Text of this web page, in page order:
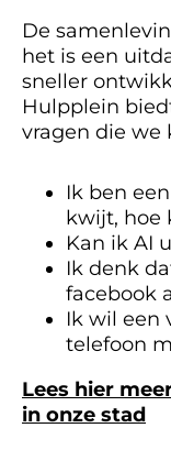
De
het is een
sneller
Hulpplein
vragen die we
Ik ben
kwijt, hoe
Kan ik AI
Ik denk
facebook
Ik wil een
telefoon
Lees hier
in onze stad